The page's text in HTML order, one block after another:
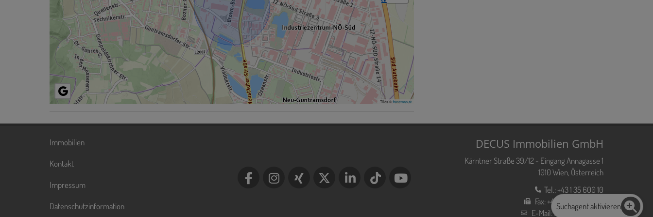
Tiles ©basemap.at
Immobilien
Kontakt
Impressum
Datenschutzinformation
DECUS Immobilien GmbH
Kärntner Straße 39/12 - Eingang Annagasse 1
1010 Wien, Österreich
Tel.:+43 1 35 600 10
Fax:+43 1 35 600 10 80
E-Mail:office@decus.at
Suchagent aktivieren